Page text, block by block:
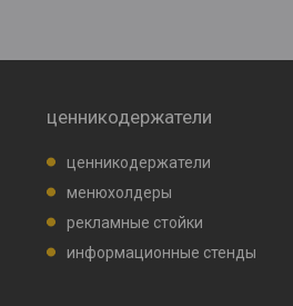
ценникодержатели
ценникодержатели
менюхолдеры
рекламные стойки
информационные стенды